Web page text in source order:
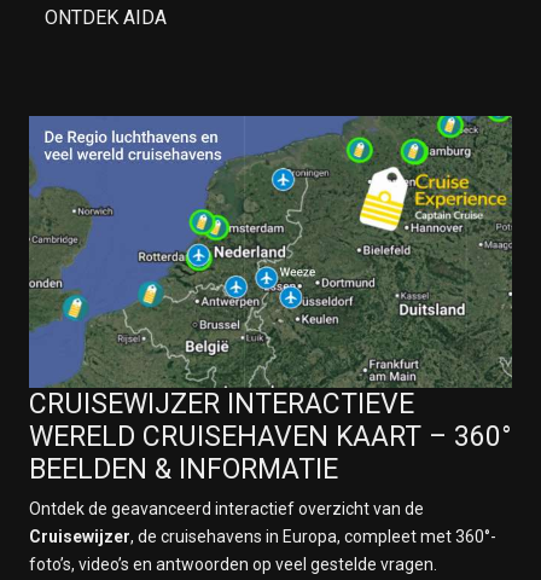
ONTDEK AIDA
CRUISEWIJZER INTERACTIEVE
WERELD CRUISEHAVEN KAART – 360°
BEELDEN & INFORMATIE
Ontdek de geavanceerd interactief overzicht van de
Cruisewijzer, de cruisehavens in Europa, compleet met 360°-
foto’s, video’s en antwoorden op veel gestelde vragen.